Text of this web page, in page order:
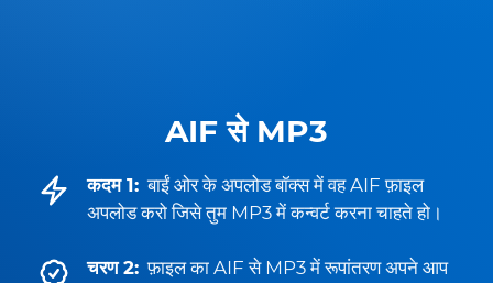
AIF से MP3
कदम 1: बाईं ओर के अपलोड बॉक्स में वह AIF फ़ाइल
अपलोड करो जिसे तुम MP3 में कन्वर्ट करना चाहते हो।
चरण 2: फ़ाइल का AIF से MP3 में रूपांतरण अपने आप